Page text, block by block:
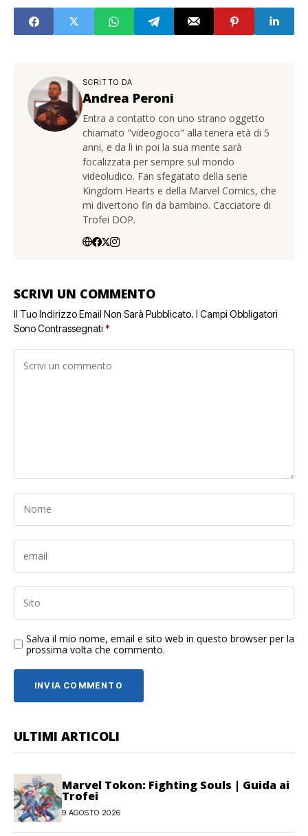
SCRITTO DA
Andrea Peroni
Entra a contatto con uno strano oggetto
chiamato "videogioco" alla tenera età di 5
anni, e da lì in poi la sua mente sarà
focalizzata per sempre sul mondo
videoludico. Fan sfegatato della serie
Kingdom Hearts e della Marvel Comics, che
mi divertono fin da bambino. Cacciatore di
Trofei DOP.
SCRIVI UN COMMENTO
Il Tuo Indirizzo Email Non Sarà Pubblicato. I Campi Obbligatori
Sono Contrassegnati *
Salva il mio nome, email e sito web in questo browser per la
prossima volta che commento.
ULTIMI ARTICOLI
Marvel Tokon: Fighting Souls | Guida ai
Trofei
9 AGOSTO 2026